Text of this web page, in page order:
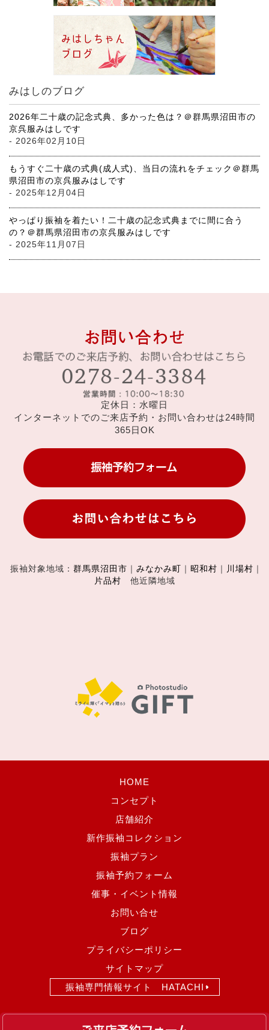
みはしのブログ
2026年二十歳の記念式典、多かった色は？＠群馬県沼田市の
京呉服みはしです
- 2026年02月10日
もうすぐ二十歳の式典(成人式)、当日の流れをチェック＠群馬
県沼田市の京呉服みはしです
- 2025年12月04日
やっぱり振袖を着たい！二十歳の記念式典までに間に合う
の？＠群馬県沼田市の京呉服みはしです
- 2025年11月07日
定休日：水曜日
インターネットでのご来店予約・お問い合わせは24時間
365日OK
振袖対象地域： 群馬県沼田市 ｜ みなかみ町 ｜ 昭和村 ｜ 川場村 ｜
片品村 他近隣地域
HOME
コンセプト
店舗紹介
新作振袖コレクション
振袖プラン
振袖予約フォーム
催事・イベント情報
お問い合せ
ブログ
プライバシーポリシー
サイトマップ
振袖専門情報サイト HATACHI
2017 みはし沼田店 . All rights reserved.